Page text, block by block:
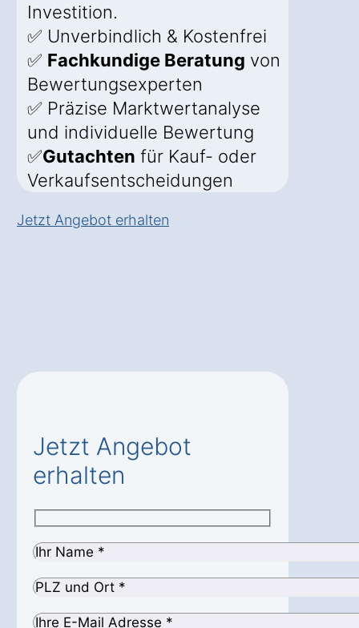
Investition.
✅ Unverbindlich & Kostenfrei
✅ Fachkundige Beratung von
Bewertungsexperten
✅ Präzise Marktwertanalyse
und individuelle Bewertung
✅Gutachten für Kauf- oder
Verkaufsentscheidungen
Jetzt Angebot erhalten
Jetzt Angebot
erhalten